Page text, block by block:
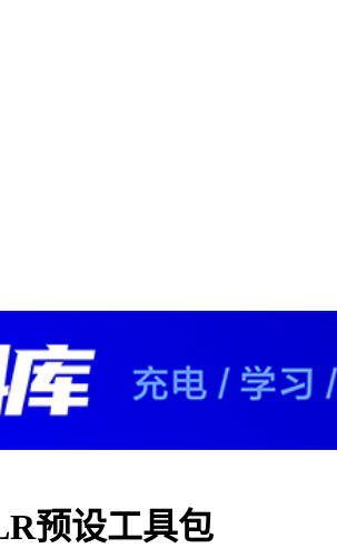
预设工具包